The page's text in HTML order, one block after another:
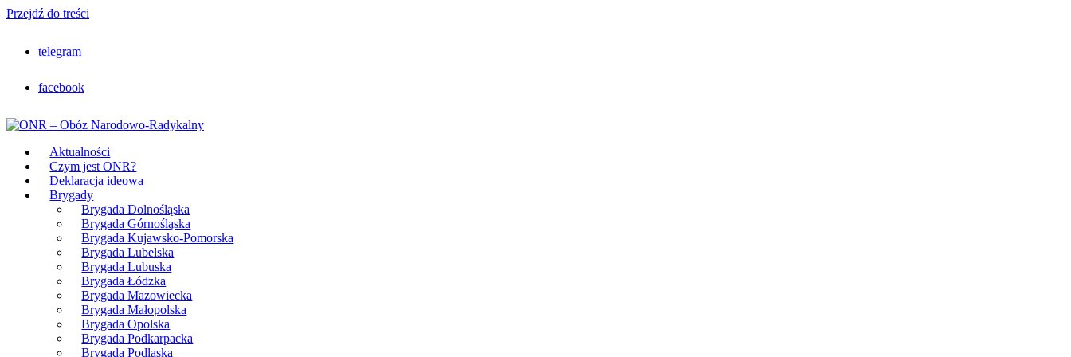
Przejdź do treści
telegram
facebook
Aktualności
Czym jest ONR?
Deklaracja ideowa
Brygady
Brygada Dolnośląska
Brygada Górnośląska
Brygada Kujawsko-Pomorska
Brygada Lubelska
Brygada Lubuska
Brygada Łódzka
Brygada Mazowiecka
Brygada Małopolska
Brygada Opolska
Brygada Podkarpacka
Brygada Podlaska